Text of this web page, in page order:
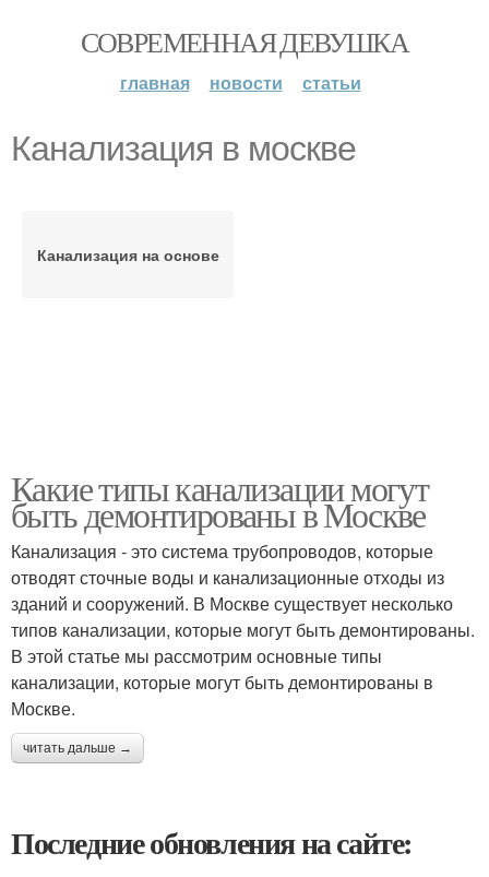
СОВРЕМЕННАЯ ДЕВУШКА
главная новости статьи
Канализация в москве
Канализация на основе
Какие типы канализации могут
быть демонтированы в Москве
Канализация - это система трубопроводов, которые
отводят сточные воды и канализационные отходы из
зданий и сооружений. В Москве существует несколько
типов канализации, которые могут быть демонтированы.
В этой статье мы рассмотрим основные типы
канализации, которые могут быть демонтированы в
Москве.
читать дальше →
Последние обновления на сайте: